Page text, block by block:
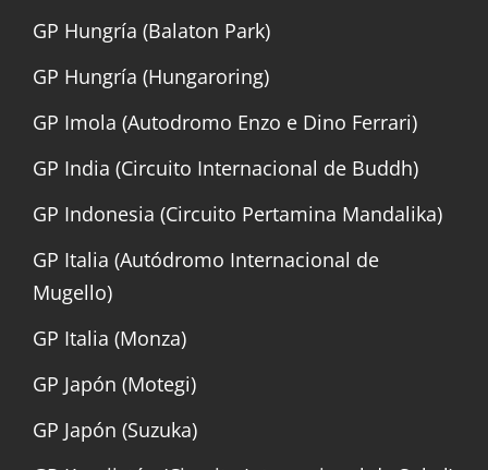
GP Hungría (Balaton Park)
GP Hungría (Hungaroring)
GP Imola (Autodromo Enzo e Dino Ferrari)
GP India (Circuito Internacional de Buddh)
GP Indonesia (Circuito Pertamina Mandalika)
GP Italia (Autódromo Internacional de
Mugello)
GP Italia (Monza)
GP Japón (Motegi)
GP Japón (Suzuka)